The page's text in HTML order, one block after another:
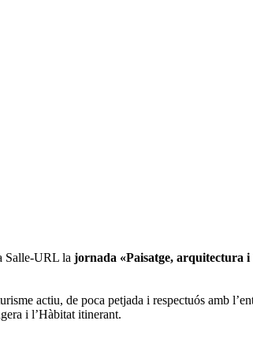
Salle-URL la jornada «Paisatge, arquitectura
actiu, de poca petjada i respectuós amb
i l’Hàbitat itinerant.